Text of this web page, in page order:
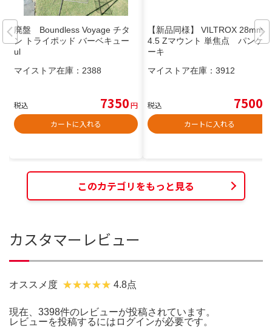
廃盤 Boundless Voyage チタ
ン トライポッド バーベキュー
ul
マイストア在庫： 2388
税込 7350円
カートに入れる
【新品同様】 VILTROX 28mm F
4.5 Zマウント 単焦点 パンケ
ーキ
マイストア在庫： 3912
税込 7500
カートに入れる
このカテゴリをもっと見る
カスタマーレビュー
オススメ度 4.8点
現在、3398件のレビューが投稿されています。
レビューを投稿するには ログインが必要です。